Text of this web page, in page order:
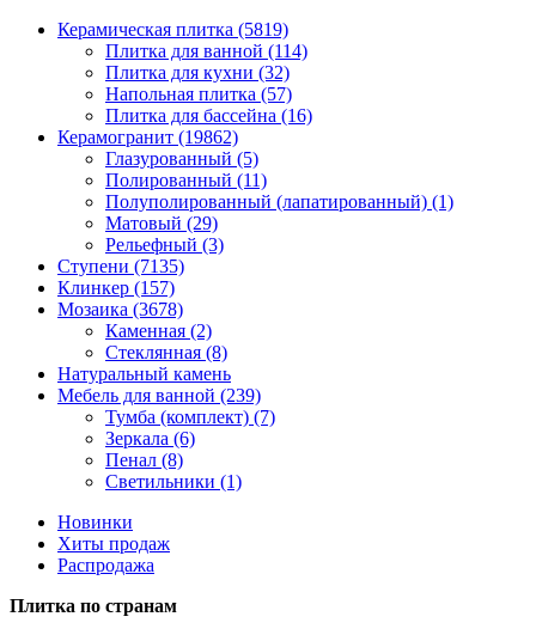
Керамическая плитка (5819)
Плитка для ванной (114)
Плитка для кухни (32)
Напольная плитка (57)
Плитка для бассейна (16)
Керамогранит (19862)
Глазурованный (5)
Полированный (11)
Полуполированный (лапатированный) (1)
Матовый (29)
Рельефный (3)
Ступени (7135)
Клинкер (157)
Мозаика (3678)
Каменная (2)
Стеклянная (8)
Натуральный камень
Мебель для ванной (239)
Тумба (комплект) (7)
Зеркала (6)
Пенал (8)
Светильники (1)
Новинки
Хиты продаж
Распродажа
Плитка по странам